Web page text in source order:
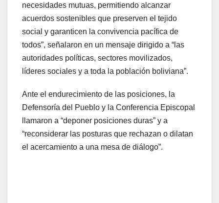
necesidades mutuas, permitiendo alcanzar
acuerdos sostenibles que preserven el tejido
social y garanticen la convivencia pacífica de
todos”, señalaron en un mensaje dirigido a “las
autoridades políticas, sectores movilizados,
líderes sociales y a toda la población boliviana”.
Ante el endurecimiento de las posiciones, la
Defensoría del Pueblo y la Conferencia Episcopal
llamaron a “deponer posiciones duras” y a
“reconsiderar las posturas que rechazan o dilatan
el acercamiento a una mesa de diálogo”.